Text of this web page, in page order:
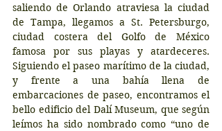
saliendo de Orlando atraviesa la ciudad
de Tampa, llegamos a St. Petersburgo,
ciudad costera del Golfo de México
famosa por sus playas y atardeceres.
Siguiendo el paseo marítimo de la ciudad,
y frente a una bahía llena de
embarcaciones de paseo, encontramos el
bello edificio del Dalí Museum, que según
leímos ha sido nombrado como “uno de